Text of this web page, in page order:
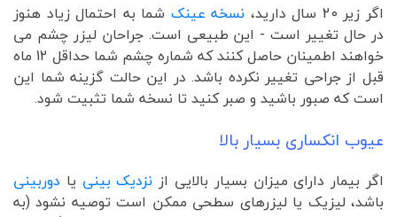
اگر زیر 20 سال دارید، نسخه عینک شما به احتمال زیاد هنوز
در حال تغییر است - این طبیعی است. جراحان لیزر چشم می
خواهند اطمینان حاصل کنند که شماره چشم شما حداقل 12 ماه
قبل از جراحی تغییر نکرده باشد. در این حالت گزینه شما این
است که صبور باشید و صبر کنید تا نسخه شما تثبیت شود.
عیوب انکساری بسیار بالا
اگر بیمار دارای میزان بسیار بالایی از نزدیک بینی یا دوربینی
باشد، لیزیک یا لیزرهای سطحی ممکن است توصیه نشود (به